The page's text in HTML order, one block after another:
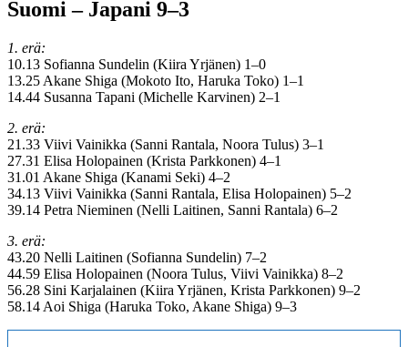
Suomi – Japani 9–3
1. erä:
10.13 Sofianna Sundelin (Kiira Yrjänen) 1–0
13.25 Akane Shiga (Mokoto Ito, Haruka Toko) 1–1
14.44 Susanna Tapani (Michelle Karvinen) 2–1
2. erä:
21.33 Viivi Vainikka (Sanni Rantala, Noora Tulus) 3–1
27.31 Elisa Holopainen (Krista Parkkonen) 4–1
31.01 Akane Shiga (Kanami Seki) 4–2
34.13 Viivi Vainikka (Sanni Rantala, Elisa Holopainen) 5–2
39.14 Petra Nieminen (Nelli Laitinen, Sanni Rantala) 6–2
3. erä:
43.20 Nelli Laitinen (Sofianna Sundelin) 7–2
44.59 Elisa Holopainen (Noora Tulus, Viivi Vainikka) 8–2
56.28 Sini Karjalainen (Kiira Yrjänen, Krista Parkkonen) 9–2
58.14 Aoi Shiga (Haruka Toko, Akane Shiga) 9–3